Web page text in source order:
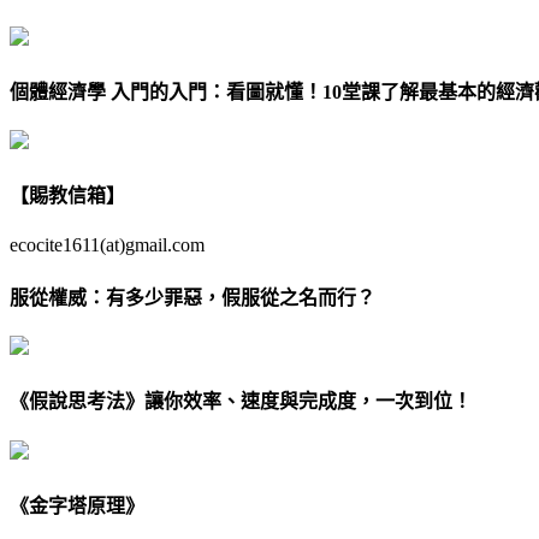
個體經濟學 入門的入門：看圖就懂！10堂課了解最基本的經濟
【賜教信箱】
ecocite1611(at)gmail.com
服從權威：有多少罪惡，假服從之名而行？
《假說思考法》讓你效率、速度與完成度，一次到位！
《金字塔原理》